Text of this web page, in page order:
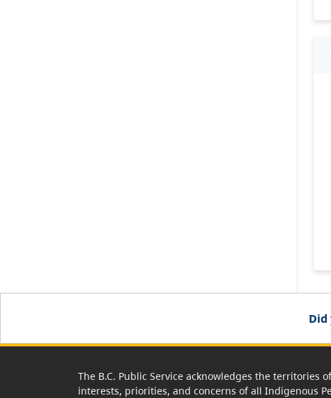
The B.C. Public Service acknowledges the
interests, priorities, and concerns of all Indigenous